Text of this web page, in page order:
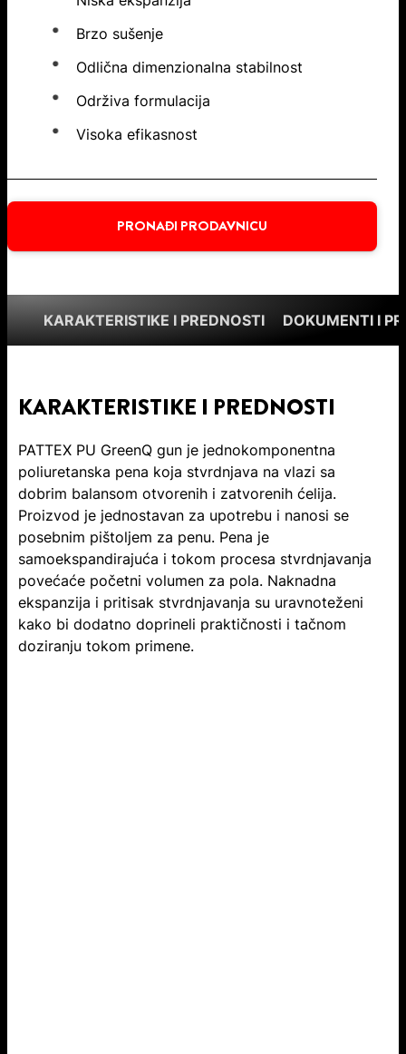
Brzo sušenje
Odlična dimenzionalna stabilnost
Održiva formulacija
Visoka efikasnost
PRONAĐI PRODAVNICU
KARAKTERISTIKE I PREDNOSTI DOKUMENTI I
KARAKTERISTIKE I PREDNOSTI
PATTEX PU GreenQ gun je jednokomponentna
poliuretanska pena koja stvrdnjava na vlazi sa
dobrim balansom otvorenih i zatvorenih ćelija.
Proizvod je jednostavan za upotrebu i nanosi se
posebnim pištoljem za penu. Pena je
samoekspandirajuća i tokom procesa stvrdnjavanja
povećaće početni volumen za pola. Naknadna
ekspanzija i pritisak stvrdnjavanja su uravnoteženi
kako bi dodatno doprineli praktičnosti i tačnom
doziranju tokom primene.